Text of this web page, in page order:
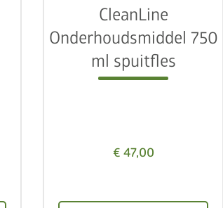
CleanLine
Onderhoudsmiddel 750
ml spuitfles
€ 47,00